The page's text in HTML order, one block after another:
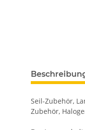
Seil-Zubehör,
Zubehör,